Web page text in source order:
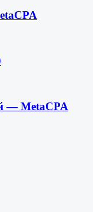
— MetaCPA